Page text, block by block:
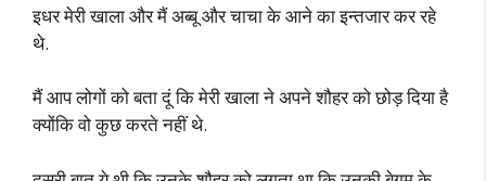
इधर मेरी खाला और मैं अब्बू और चाचा के आने का इन्तजार कर रहे
थे.
मैं आप लोगों को बता दूं कि मेरी खाला ने अपने शौहर को छोड़ दिया है
क्योंकि वो कुछ करते नहीं थे.